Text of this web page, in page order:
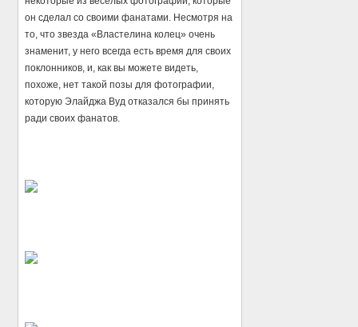
он сделал со своими фанатами. Несмотря на
то, что звезда «Властелина колец» очень
знаменит, у него всегда есть время для своих
поклонников, и, как вы можете видеть,
похоже, нет такой позы для фотографии,
которую Элайджа Вуд отказался бы принять
ради своих фанатов.